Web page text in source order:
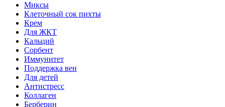
Миксы
Клеточный сок пихты
Крем
Для ЖКТ
Кальций
Сорбент
Иммунитет
Поддержка вен
Для детей
Антистресс
Коллаген
Берберин